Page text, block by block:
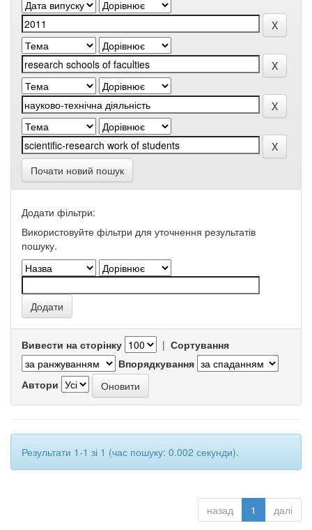
Почати новий пошук
Додати фільтри:
Використовуйте фільтри для уточнення результатів
пошуку.
Вивести на сторінку | Сортування
Впорядкування
Автори
Результати 1-1 зі 1 (час пошуку: 0.002 секунди).
назад 1 далі